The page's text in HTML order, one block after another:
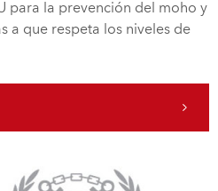
para la prevención del moho y
a que respeta los niveles de